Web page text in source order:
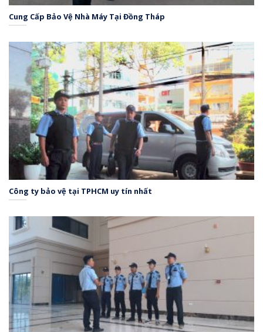
Cung Cấp Bảo Vệ Nhà Máy Tại Đồng Tháp
Công ty bảo vệ tại TPHCM uy tín nhất